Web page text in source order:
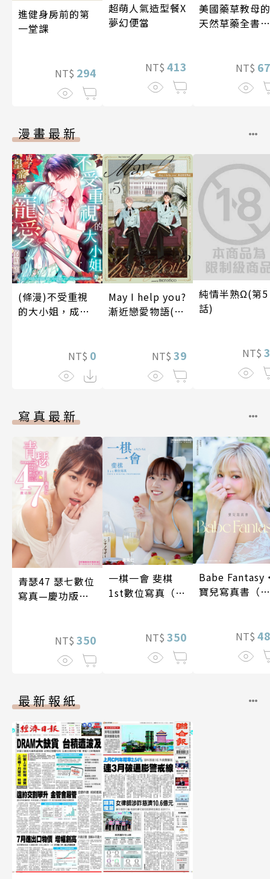
進健身房前的第
一堂課
NT$ 294
超萌人氣造型餐X
夢幻便當
NT$ 413
美國藥草教母的
天然草藥全書
NT$
漫畫最新
(條漫)不受重視
的大小姐，成了
NT$ 0
May I help you?
漸近戀愛物語(第
NT$ 39
純情半熟Ω(第5
話)
NT$
寫真最新
青瑟47 瑟七數位
寫真—慶功版
NT$ 350
一棋一會 斐棋
1st數位寫真（含
NT$ 350
Babe
寶兒寫真書（加
NT$
最新報紙